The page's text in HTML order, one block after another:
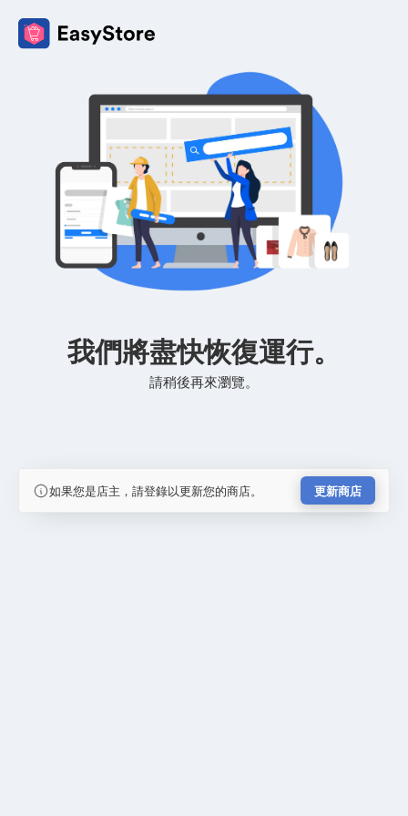
我們將盡快恢復運行。
請稍後再來瀏覽。
如果您是店主，請登錄以更新您的商店。 更新商店